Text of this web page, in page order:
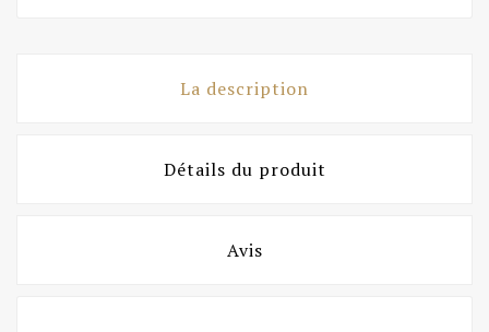
La description
Détails du produit
Avis